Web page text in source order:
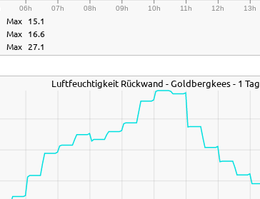
06h 07h 08h 09h 10h 11h 12h 13h
Max
Max
Max
15.1
16.6
27.1
Luftfeuchtigkeit Rückwand - Goldbergkees - 1 Tag